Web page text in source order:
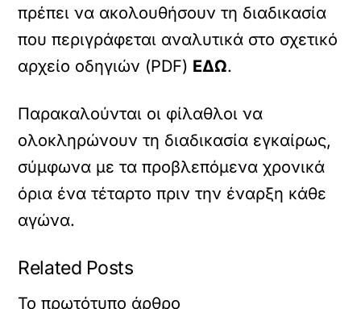
πρέπει να ακολουθήσουν τη διαδικασία
που περιγράφεται αναλυτικά στο σχετικό
αρχείο οδηγιών (PDF) ΕΔΩ.
Παρακαλούνται οι φίλαθλοι να
ολοκληρώνουν τη διαδικασία εγκαίρως,
σύμφωνα με τα προβλεπόμενα χρονικά
όρια ένα τέταρτο πριν την έναρξη κάθε
αγώνα.
Related Posts
Το πρωτότυπο άρθρο